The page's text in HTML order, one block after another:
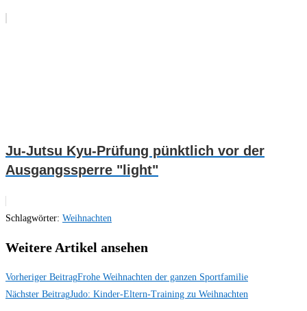
Ju-Jutsu Kyu-Prüfung pünktlich vor der
Ausgangssperre "light"
Schlagwörter: Weihnachten
Weitere Artikel ansehen
Vorheriger BeitragFrohe Weihnachten der ganzen Sportfamilie
Nächster BeitragJudo: Kinder-Eltern-Training zu Weihnachten